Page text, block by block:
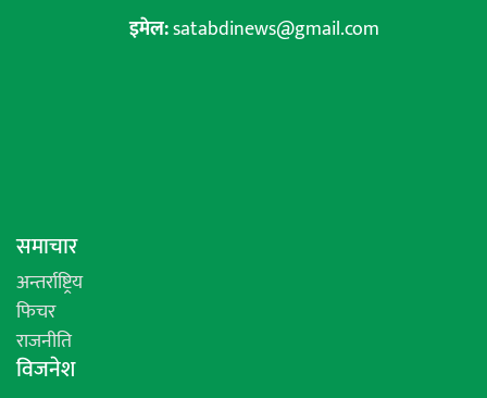
इमेल:satabdinews@gmail.com
समाचार
अन्तर्राष्ट्रिय
फिचर
राजनीति
विजनेश